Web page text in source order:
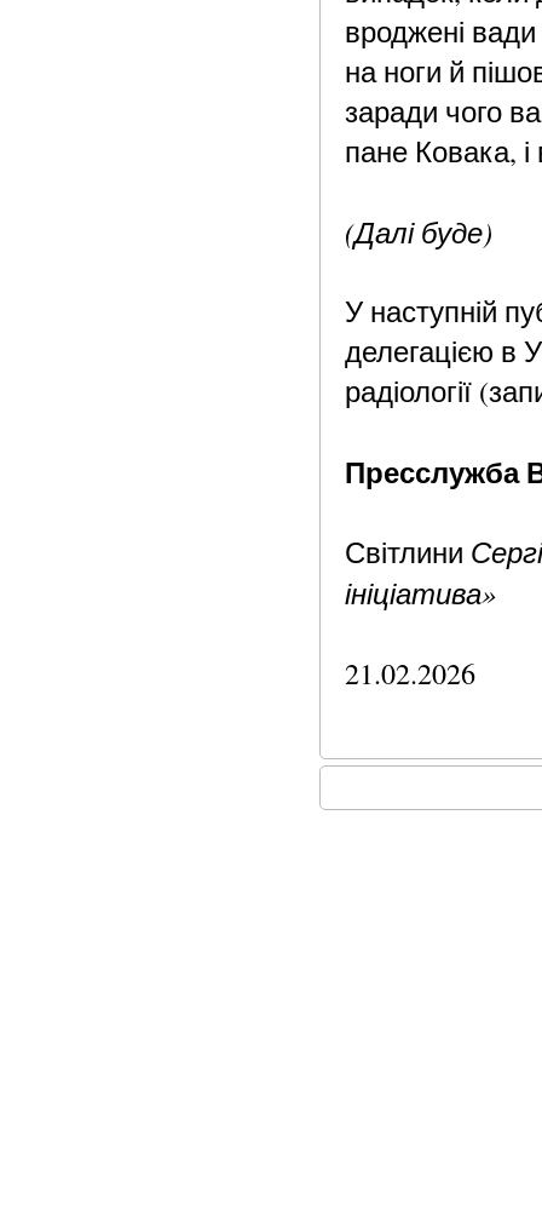
вроджені вади
на ноги й
заради чого
пане Ковака,
(Далі буде)
У наступній
делегацією в
радіології
Пресслужба
Світлини
ініціатива»
21.02.2026